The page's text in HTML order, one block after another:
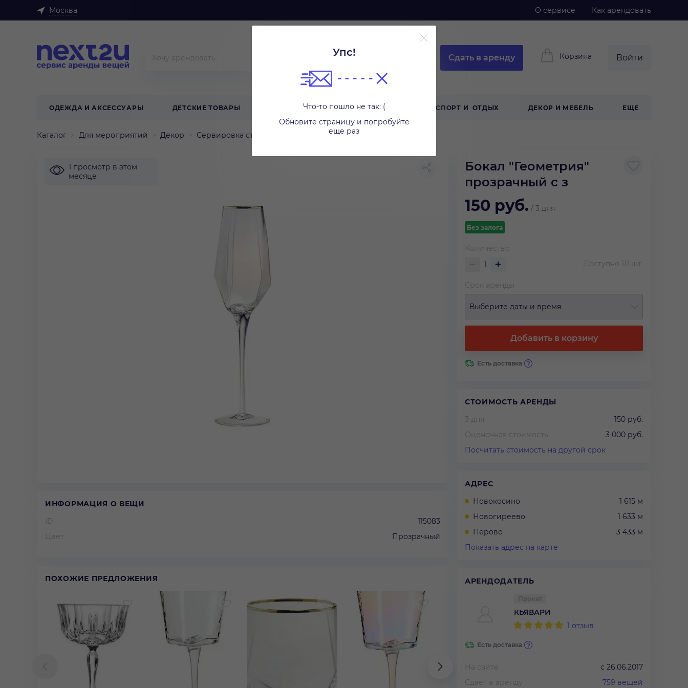
Москва О сервисе Как арендовать
Сдать в аренду Корзина Войти
ОДЕЖДА И АКСЕССУАРЫ ДЕТСКИЕ ТОВАРЫ ТЕХНИКА ДЛЯ ДОМА ТУРИЗМ СПОРТ И ОТДЫХ ДЕКОР И МЕБЕЛЬ ЕЩЕ
Упс!
Что-то пошло не так: (
Обновите страницу и попробуйте
еще раз
Каталог Для мероприятий Декор Сервировка стола Бокалы и стаканы
1 просмотр в этом
месяце
ИНФОРМАЦИЯ О ВЕЩИ
ID
115083
Цвет
Прозрачный
ПОХОЖИЕ ПРЕДЛОЖЕНИЯ
Бокал "Геометрия"
прозрачный с з
150 руб. / 3 дня
Без залога
Количество
Доступно 111 шт.
Срок аренды
Выберите даты и время
Добавить в корзину
Есть доставка
СТОИМОСТЬ АРЕНДЫ
3 дня
150 руб.
Оценочная стоимость
3 000 руб.
Посчитать стоимость на другой срок
АДРЕС
Новокосино
1 615 м
Новогиреево
1 633 м
Перово
3 433 м
Показать адрес на карте
АРЕНДОДАТЕЛЬ
КЬЯВАРИ
1 отзыв
Есть доставка
На сайте с 26.06.2017
Сдает в аренду
759 вещей